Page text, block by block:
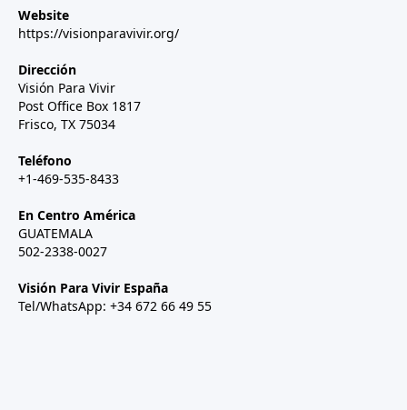
Website
https://visionparavivir.org/
Dirección
Visión Para Vivir
Post Office Box 1817
Frisco, TX 75034
Teléfono
+1-469-535-8433
En Centro América
GUATEMALA
502-2338-0027
Visión Para Vivir España
Tel/WhatsApp: +34 672 66 49 55